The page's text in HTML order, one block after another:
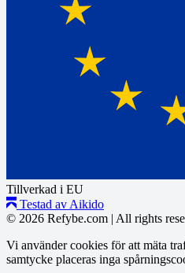
Tillverkad i EU
Testad av Aikido
© 2026 Refybe.com | All rights
Vi använder cookies för att mäta
samtycke placeras inga